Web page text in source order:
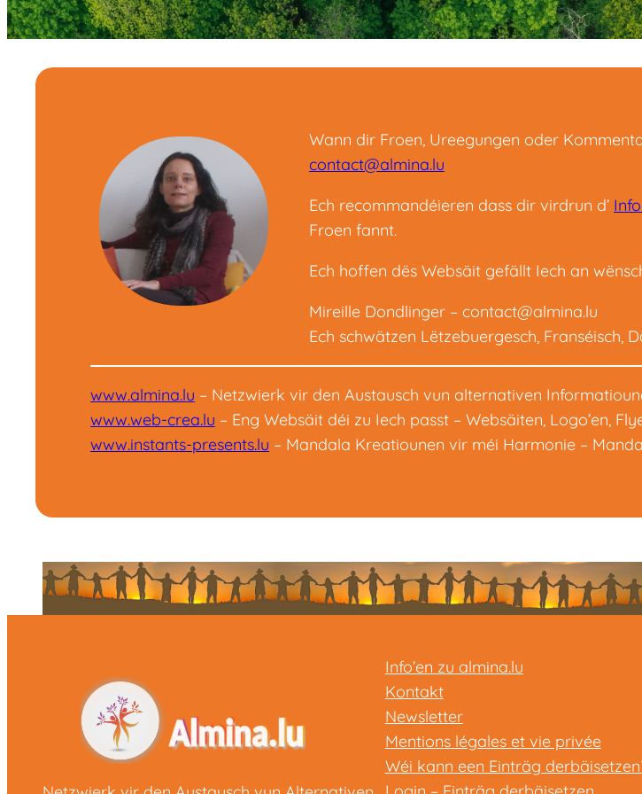
Wann dir Froen, Ureegungen oder
contact@almina.lu
Ech recommandéieren dass dir virdrun d’
Froen fannt.
Ech hoffen dës Websäit gefällt Iech an
Mireille Dondlinger – contact@almina.lu
Ech schwätzen Lëtzebuergesch, Franséisch,
www.almina.lu – Netzwierk vir den Austausch vun alternativen
www.web-crea.lu – Eng Websäit déi zu Iech passt – Websäiten, Logo’en,
www.instants-presents.lu – Mandala Kreatiounen vir méi Harmonie –
Info’en zu almina.lu
Kontakt
Newsletter
Mentions légales et vie privée
Wéi kann een Einträg